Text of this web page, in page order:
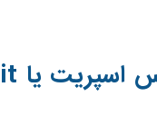
اسپریت یا